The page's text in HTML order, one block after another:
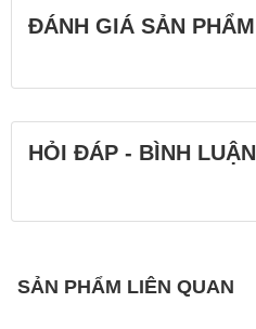
Filter size 46 mm
ĐÁNH GIÁ SẢN PHẨM
HỎI ĐÁP - BÌNH LUẬN
SẢN PHẨM LIÊN QUAN